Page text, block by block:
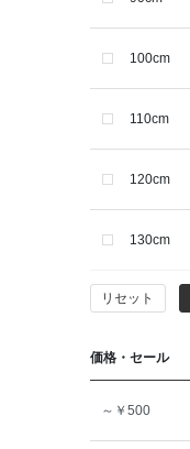
100cm
110cm
120cm
130cm
140cm
150cm
リセット
価格・セール
～￥500